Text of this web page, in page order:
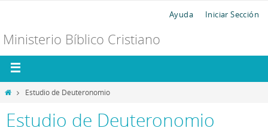
Ayuda Iniciar Sección
Ministerio Bíblico Cristiano
Estudio de Deuteronomio
Estudio de Deuteronomio